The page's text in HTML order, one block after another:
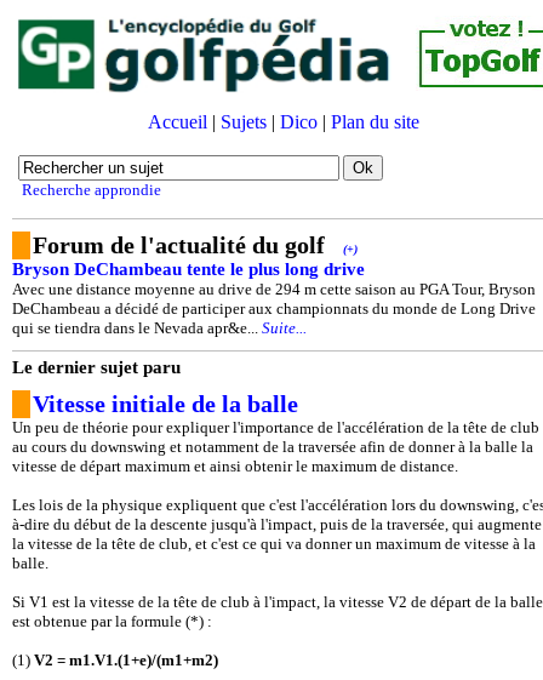
Accueil | Sujets | Dico | Plan du site
Recherche approndie
Forum de l'actualité du golf (+)
Bryson DeChambeau tente le plus long drive
Avec une distance moyenne au drive de 294 m cette saison au PGA Tour, Bryson
DeChambeau a décidé de participer aux championnats du monde de Long Drive
qui se tiendra dans le Nevada apr&e... Suite...
Le dernier sujet paru
Vitesse initiale de la balle
Un peu de théorie pour expliquer l'importance de l'accélération de la tête de club
au cours du downswing et notamment de la traversée afin de donner à la balle la
vitesse de départ maximum et ainsi obtenir le maximum de distance.
Les lois de la physique expliquent que c'est l'accélération lors du downswing,
à-dire du début de la descente jusqu'à l'impact, puis de la traversée, qui augmente
la vitesse de la tête de club, et c'est ce qui va donner un maximum de vitesse à la
balle.
Si V1 est la vitesse de la tête de club à l'impact, la vitesse V2 de départ de la balle
est obtenue par la formule (*) :
(1) V2 = m1.V1.(1+e)/(m1+m2)